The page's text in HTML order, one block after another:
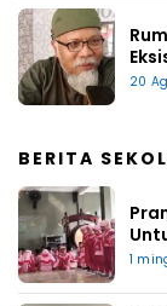
20
BERITA
1